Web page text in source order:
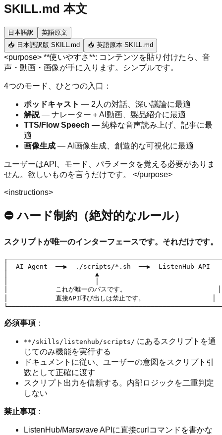
SKILL.md 本文
日本語訳
英語原文
📥 日本語訳版 SKILL.md
📥 英語原本 SKILL.md
<purpose> **使いやすさ**: コンテンツを貼り付けたら、音
声・動画・画像が手に入ります。シンプルです。
4つのモード、ひとつの入口：
ポッドキャスト — 2人の対話、深い議論に最適
解説— ナレーター＋AI動画、製品紹介に最適
TTS/Flow Speech — 純粋な音声読み上げ、記事に最
適
画像生成 — AI画像生成、創造的な可視化に最適
ユーザーはAPI、モード、パラメータを覚える必要がありま
せん。欲しいものを言うだけです。 </purpose>
<instructions>
⛔ ハード制約（絶対的なルール）
スクリプトが唯一のインターフェースです。それだけです。
│  AI Agent  ──▶  ./scripts/*.sh  ──▶  ListenHub API
│                      ▲
│            これが唯一のパスです。                       │
│            直接API呼び出しは禁止です。                 │
必須事項 ：
**/skills/listenhub/scripts/ にあるスクリプトを通
じてのみ機能を実行する
ドキュメントに従い、ユーザーの意図をスクリプト引
数として正確に渡す
スクリプト出力を信頼する。内部ロジックを二重判定
しない
禁止事項 ：
ListenHub/Marswave APIに直接curlコマンドを書かな